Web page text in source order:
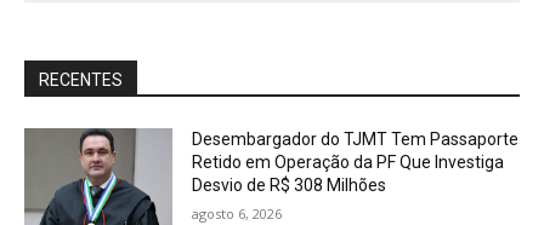
RECENTES
Desembargador do TJMT Tem Passaporte
Retido em Operação da PF Que Investiga
Desvio de R$ 308 Milhões
agosto 6, 2026